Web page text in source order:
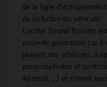
de la ligne
de pollution du véhicule.
L'active Sound Booster
nouvelle génération car il
plupart des véhicules, il
personnalisable et
Android, ...) et n'émet